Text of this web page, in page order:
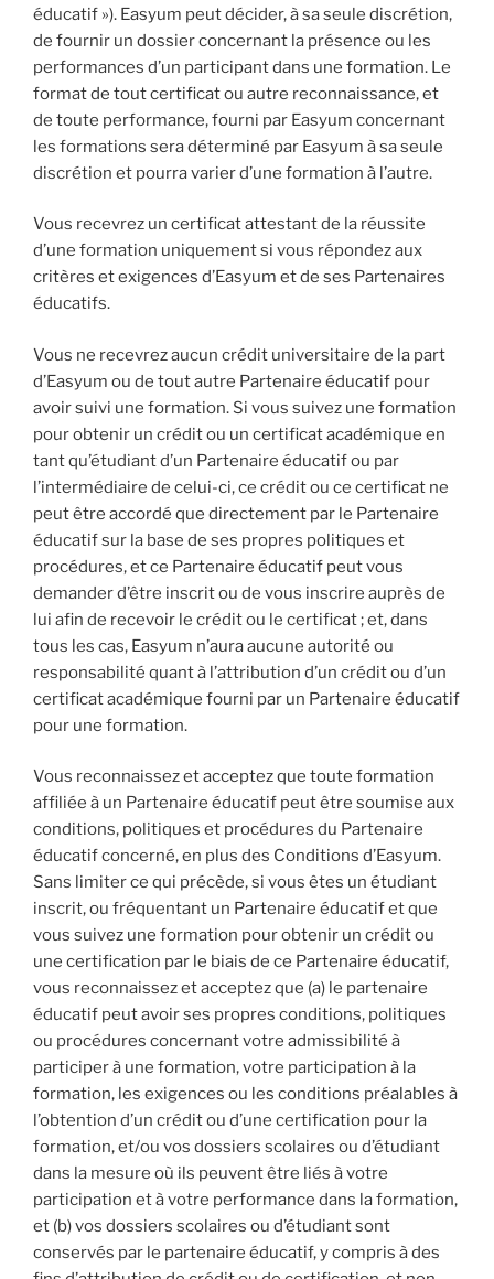
éducatif »). Easyum peut décider, à sa seule discrétion,
de fournir un dossier concernant la présence ou les
performances d’un participant dans une formation. Le
format de tout certificat ou autre reconnaissance, et
de toute performance, fourni par Easyum concernant
les formations sera déterminé par Easyum à sa seule
discrétion et pourra varier d’une formation à l’autre.
Vous recevrez un certificat attestant de la réussite
d’une formation uniquement si vous répondez aux
critères et exigences d’Easyum et de ses Partenaires
éducatifs.
Vous ne recevrez aucun crédit universitaire de la part
d’Easyum ou de tout autre Partenaire éducatif pour
avoir suivi une formation. Si vous suivez une formation
pour obtenir un crédit ou un certificat académique en
tant qu’étudiant d’un Partenaire éducatif ou par
l’intermédiaire de celui-ci, ce crédit ou ce certificat ne
peut être accordé que directement par le Partenaire
éducatif sur la base de ses propres politiques et
procédures, et ce Partenaire éducatif peut vous
demander d’être inscrit ou de vous inscrire auprès de
lui afin de recevoir le crédit ou le certificat ; et, dans
tous les cas, Easyum n’aura aucune autorité ou
responsabilité quant à l’attribution d’un crédit ou d’un
certificat académique fourni par un Partenaire éducatif
pour une formation.
Vous reconnaissez et acceptez que toute formation
affiliée à un Partenaire éducatif peut être soumise aux
conditions, politiques et procédures du Partenaire
éducatif concerné, en plus des Conditions d’Easyum.
Sans limiter ce qui précède, si vous êtes un étudiant
inscrit, ou fréquentant un Partenaire éducatif et que
vous suivez une formation pour obtenir un crédit ou
une certification par le biais de ce Partenaire éducatif,
vous reconnaissez et acceptez que (a) le partenaire
éducatif peut avoir ses propres conditions, politiques
ou procédures concernant votre admissibilité à
participer à une formation, votre participation à la
formation, les exigences ou les conditions préalables à
l’obtention d’un crédit ou d’une certification pour la
formation, et/ou vos dossiers scolaires ou d’étudiant
dans la mesure où ils peuvent être liés à votre
participation et à votre performance dans la formation,
et (b) vos dossiers scolaires ou d’étudiant sont
conservés par le partenaire éducatif, y compris à des